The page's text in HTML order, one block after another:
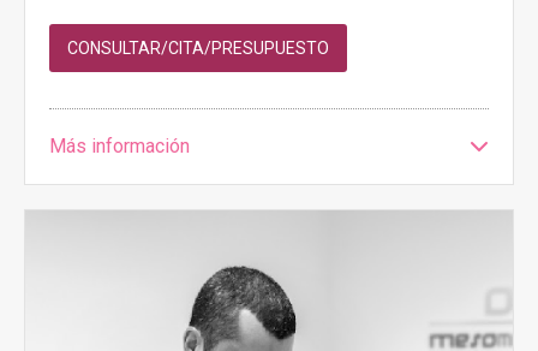
CONSULTAR/CITA/PRESUPUESTO
Más información